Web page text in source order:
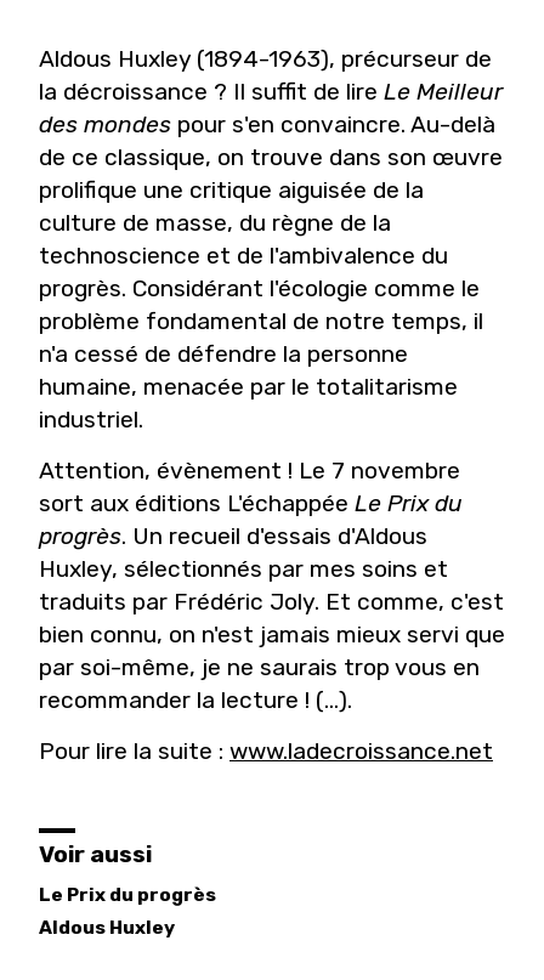
Aldous Huxley (1894-1963), précurseur de
la décroissance ? Il suffit de lire Le Meilleur
des mondes pour s'en convaincre. Au-delà
de ce classique, on trouve dans son œuvre
prolifique une critique aiguisée de la
culture de masse, du règne de la
technoscience et de l'ambivalence du
progrès. Considérant l'écologie comme le
problème fondamental de notre temps, il
n'a cessé de défendre la personne
humaine, menacée par le totalitarisme
industriel.
Attention, évènement ! Le 7 novembre
sort aux éditions L'échappée Le Prix du
progrès. Un recueil d'essais d'Aldous
Huxley, sélectionnés par mes soins et
traduits par Frédéric Joly. Et comme, c'est
bien connu, on n'est jamais mieux servi que
par soi-même, je ne saurais trop vous en
recommander la lecture ! (...).
Pour lire la suite : www.ladecroissance.net
Voir aussi
Le Prix du progrès
Aldous Huxley